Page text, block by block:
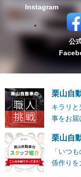
Instagram
公
栗山自
キラリ
事をお届
栗山自
「いつ
係作りを